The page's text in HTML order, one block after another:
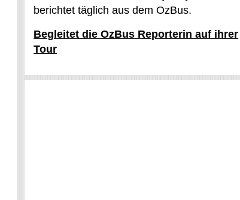
berichtet täglich aus dem OzBus.
Begleitet die OzBus Reporterin auf ihrer
Tour